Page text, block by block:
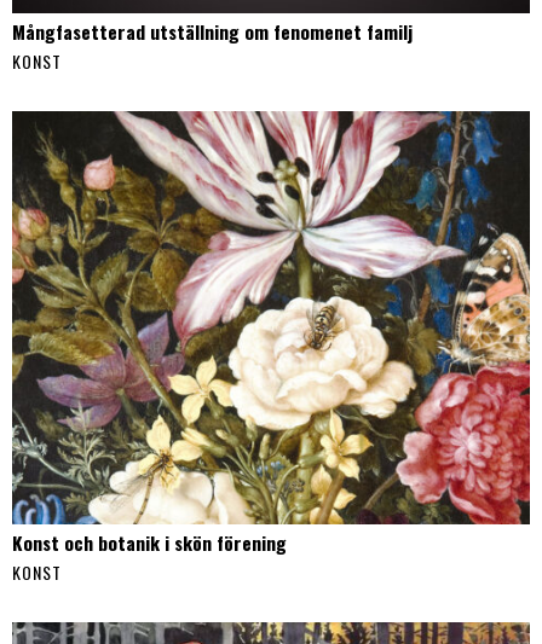
Mångfasetterad utställning om fenomenet familj
KONST
Konst och botanik i skön förening
KONST